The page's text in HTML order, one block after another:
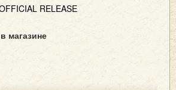
RELEASE
магазине